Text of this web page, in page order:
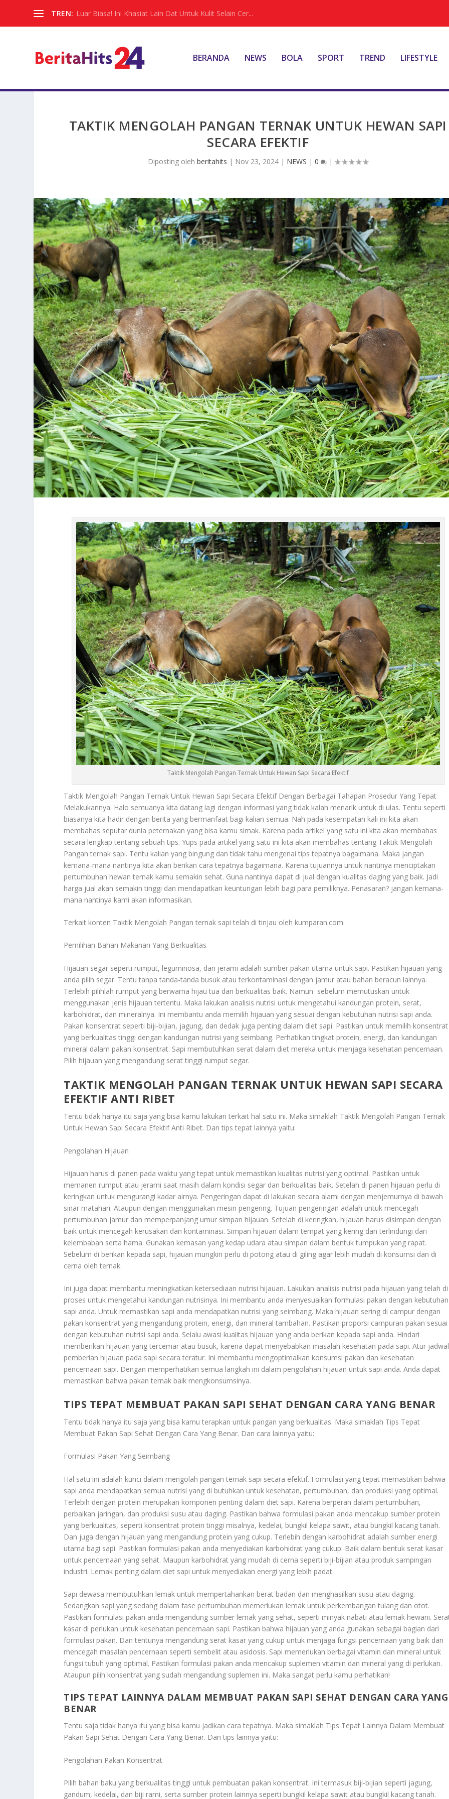
TREN: Luar Biasa! Ini Khasiat Lain Oat Untuk Kulit Selain Cer...
BERANDA NEWS BOLA SPORT TREND LIFESTYLE
TAKTIK MENGOLAH PANGAN TERNAK UNTUK HEWAN SAPI
SECARA EFEKTIF
Diposting olehberitahits | Nov 23, 2024 | NEWS |0 |
Taktik Mengolah Pangan Ternak Untuk Hewan Sapi Secara Efektif
Taktik Mengolah Pangan Ternak Untuk Hewan Sapi Secara Efektif Dengan Berbagai Tahapan Prosedur Yang Tepat
Melakukannya. Halo semuanya kita datang lagi dengan informasi yang tidak kalah menarik untuk di ulas. Tentu seperti
biasanya kita hadir dengan berita yang bermanfaat bagi kalian semua. Nah pada kesempatan kali ini kita akan
membahas seputar dunia peternakan yang bisa kamu simak. Karena pada artikel yang satu ini kita akan membahas
secara lengkap tentang sebuah tips. Yups pada artikel yang satu ini kita akan membahas tentang Taktik Mengolah
Pangan ternak sapi. Tentu kalian yang bingung dan tidak tahu mengenai tips tepatnya bagaimana. Maka jangan
kemana-mana nantinya kita akan berikan cara tepatnya bagaimana. Karena tujuannya untuk nantinya menciptakan
pertumbuhan hewan ternak kamu semakin sehat. Guna nantinya dapat di jual dengan kualitas daging yang baik. Jadi
harga jual akan semakin tinggi dan mendapatkan keuntungan lebih bagi para pemiliknya. Penasaran? jangan kemana-
mana nantinya kami akan informasikan.
Terkait konten Taktik Mengolah Pangan ternak sapi telah di tinjau oleh kumparan.com.
Pemilihan Bahan Makanan Yang Berkualitas
Hijauan segar seperti rumput, leguminosa, dan jerami adalah sumber pakan utama untuk sapi. Pastikan hijauan yang
anda pilih segar. Tentu tanpa tanda-tanda busuk atau terkontaminasi dengan jamur atau bahan beracun lainnya.
Terlebih pilihlah rumput yang berwarna hijau tua dan berkualitas baik. Namun sebelum memutuskan untuk
menggunakan jenis hijauan tertentu. Maka lakukan analisis nutrisi untuk mengetahui kandungan protein, serat,
karbohidrat, dan mineralnya. Ini membantu anda memilih hijauan yang sesuai dengan kebutuhan nutrisi sapi anda.
Pakan konsentrat seperti biji-bijian, jagung, dan dedak juga penting dalam diet sapi. Pastikan untuk memilih konsentrat
yang berkualitas tinggi dengan kandungan nutrisi yang seimbang. Perhatikan tingkat protein, energi, dan kandungan
mineral dalam pakan konsentrat. Sapi membutuhkan serat dalam diet mereka untuk menjaga kesehatan pencernaan.
Pilih hijauan yang mengandung serat tinggi rumput segar.
TAKTIK MENGOLAH PANGAN TERNAK UNTUK HEWAN SAPI SECARA
EFEKTIF ANTI RIBET
Tentu tidak hanya itu saja yang bisa kamu lakukan terkait hal satu ini. Maka simaklah Taktik Mengolah Pangan Ternak
Untuk Hewan Sapi Secara Efektif Anti Ribet. Dan tips tepat lainnya yaitu:
Pengolahan Hijauan
Hijauan harus di panen pada waktu yang tepat untuk memastikan kualitas nutrisi yang optimal. Pastikan untuk
memanen rumput atau jerami saat masih dalam kondisi segar dan berkualitas baik. Setelah di panen hijauan perlu di
keringkan untuk mengurangi kadar airnya. Pengeringan dapat di lakukan secara alami dengan menjemurnya di bawah
sinar matahari. Ataupun dengan menggunakan mesin pengering. Tujuan pengeringan adalah untuk mencegah
pertumbuhan jamur dan memperpanjang umur simpan hijauan. Setelah di keringkan, hijauan harus disimpan dengan
baik untuk mencegah kerusakan dan kontaminasi. Simpan hijauan dalam tempat yang kering dan terlindungi dari
kelembaban serta hama. Gunakan kemasan yang kedap udara atau simpan dalam bentuk tumpukan yang rapat.
Sebelum di berikan kepada sapi, hijauan mungkin perlu di potong atau di giling agar lebih mudah di konsumsi dan di
cerna oleh ternak.
Ini juga dapat membantu meningkatkan ketersediaan nutrisi hijauan. Lakukan analisis nutrisi pada hijauan yang telah di
proses untuk mengetahui kandungan nutrisinya. Ini membantu anda menyesuaikan formulasi pakan dengan kebutuhan
sapi anda. Untuk memastikan sapi anda mendapatkan nutrisi yang seimbang. Maka hijauan sering di campur dengan
pakan konsentrat yang mengandung protein, energi, dan mineral tambahan. Pastikan proporsi campuran pakan sesuai
dengan kebutuhan nutrisi sapi anda. Selalu awasi kualitas hijauan yang anda berikan kepada sapi anda. Hindari
memberikan hijauan yang tercemar atau busuk, karena dapat menyebabkan masalah kesehatan pada sapi. Atur jadwal
pemberian hijauan pada sapi secara teratur. Ini membantu mengoptimalkan konsumsi pakan dan kesehatan
pencernaan sapi. Dengan memperhatikan semua langkah ini dalam pengolahan hijauan untuk sapi anda. Anda dapat
memastikan bahwa pakan ternak baik mengkonsumsinya.
TIPS TEPAT MEMBUAT PAKAN SAPI SEHAT DENGAN CARA YANG BENAR
Tentu tidak hanya itu saja yang bisa kamu terapkan untuk pangan yang berkualitas. Maka simaklah Tips Tepat
Membuat Pakan Sapi Sehat Dengan Cara Yang Benar. Dan cara lainnya yaitu:
Formulasi Pakan Yang Seimbang
Hal satu ini adalah kunci dalam mengolah pangan ternak sapi secara efektif. Formulasi yang tepat memastikan bahwa
sapi anda mendapatkan semua nutrisi yang di butuhkan untuk kesehatan, pertumbuhan, dan produksi yang optimal.
Terlebih dengan protein merupakan komponen penting dalam diet sapi. Karena berperan dalam pertumbuhan,
perbaikan jaringan, dan produksi susu atau daging. Pastikan bahwa formulasi pakan anda mencakup sumber protein
yang berkualitas, seperti konsentrat protein tinggi misalnya, kedelai, bungkil kelapa sawit, atau bungkil kacang tanah.
Dan juga dengan hijauan yang mengandung protein yang cukup. Terlebih dengan karbohidrat adalah sumber energi
utama bagi sapi. Pastikan formulasi pakan anda menyediakan karbohidrat yang cukup. Baik dalam bentuk serat kasar
untuk pencernaan yang sehat. Maupun karbohidrat yang mudah di cerna seperti biji-bijian atau produk sampingan
industri. Lemak penting dalam diet sapi untuk menyediakan energi yang lebih padat.
Sapi dewasa membutuhkan lemak untuk mempertahankan berat badan dan menghasilkan susu atau daging.
Sedangkan sapi yang sedang dalam fase pertumbuhan memerlukan lemak untuk perkembangan tulang dan otot.
Pastikan formulasi pakan anda mengandung sumber lemak yang sehat, seperti minyak nabati atau lemak hewani.
kasar di perlukan untuk kesehatan pencernaan sapi. Pastikan bahwa hijauan yang anda gunakan sebagai bagian dari
formulasi pakan. Dan tentunya mengandung serat kasar yang cukup untuk menjaga fungsi pencernaan yang baik dan
mencegah masalah pencernaan seperti sembelit atau asidosis. Sapi memerlukan berbagai vitamin dan mineral untuk
fungsi tubuh yang optimal. Pastikan formulasi pakan anda mencakup suplemen vitamin dan mineral yang di perlukan.
Ataupun pilih konsentrat yang sudah mengandung suplemen ini. Maka sangat perlu kamu perhatikan!
TIPS TEPAT LAINNYA DALAM MEMBUAT PAKAN SAPI SEHAT DENGAN CARA YANG
BENAR
Tentu saja tidak hanya itu yang bisa kamu jadikan cara tepatnya. Maka simaklah Tips Tepat Lainnya Dalam Membuat
Pakan Sapi Sehat Dengan Cara Yang Benar. Dan tips lainnya yaitu:
Pengolahan Pakan Konsentrat
Pilih bahan baku yang berkualitas tinggi untuk pembuatan pakan konsentrat. Ini termasuk biji-bijian seperti jagung,
gandum, kedelai, dan biji rami, serta sumber protein lainnya seperti bungkil kelapa sawit atau bungkil kacang tanah.